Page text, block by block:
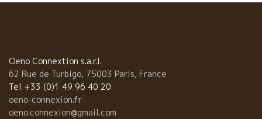
た自然な造りを継承しながらも若いセンスで透明感がありながら
も柔らかい果実味がのった、飛び切り美味しいワインを醸すヤ
ン。 ★Dard et Ribo ダール・エ・リボ 自然派の原点、レジェン
ドと云ってもよいRene-Jean DARD(droite)、Francois
Ribo(gauche) ルネ・ジャン・ダール（右）とフランソワ・リボ
Oeno Connextion s.a.r.l.
62 Rue de Turbigo, 75003 Paris, France
Tel +33 (0)1 49 96 40 20
oeno-connexion.fr
oeno.connexion@gmail.com